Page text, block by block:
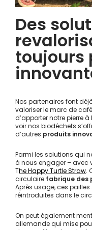
Des
toujours
Nos partenaires font
valoriser le marc de
d’apporter notre pierre à
voir nos biodéchets
d’autres produits
Parmi les solutions qui
à nous engager – avec
The Happy Turtle Straw.
circulaire fabrique des
Après usage, ces
réintroduites dans le
On peut également
allemande qui mise